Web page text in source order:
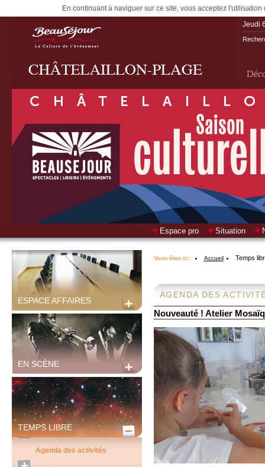
En continuant à naviguer sur ce site, vous acceptez
Jeudi
Espace pro Situation
ESPACE AFFAIRES
EN SCÈNE
TEMPS LIBRE
Agenda des activités
Vous êtes ici : Accueil Temps
AGENDA DES
Nouveauté ! Atelier